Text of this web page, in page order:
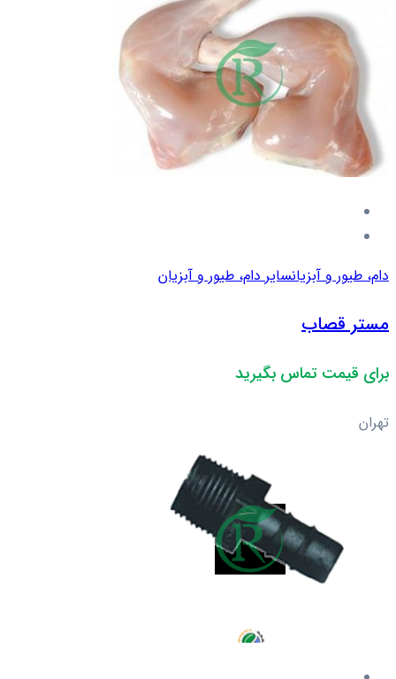
دام، طیور و آبزیانسایر دام، طیور و آبزیان
مستر قصاب
برای قیمت تماس بگیرید
تهران